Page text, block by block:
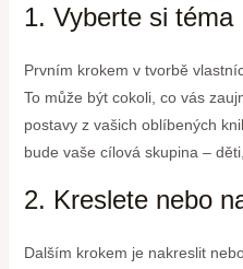
1. Vyberte si téma
Prvním krokem v tvorbě
To může být cokoli, co vás
postavy z vašich oblíbených
bude vaše cílová skupina –
2. Kreslete nebo
Dalším krokem je nakreslit